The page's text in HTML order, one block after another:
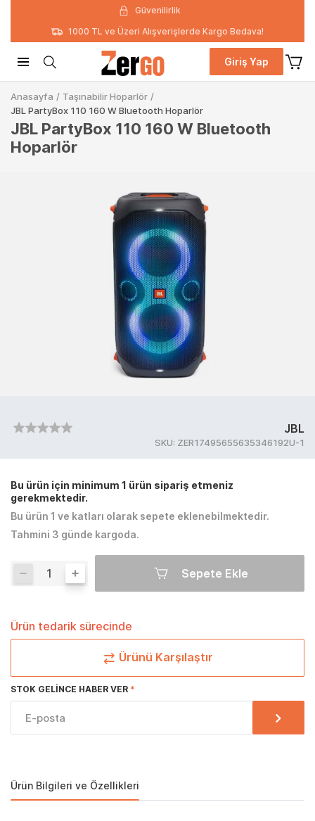
Güvenilirlik
1000 TL ve Üzeri Alışverişlerde Kargo Bedava!
Giriş Yap
Anasayfa / Taşınabilir Hoparlör /
JBL PartyBox 110 160 W Bluetooth Hoparlör
JBL PartyBox 110 160 W Bluetooth
Hoparlör
JBL
SKU: ZER17495655635346192U-1
Bu ürün için minimum 1 ürün sipariş etmeniz
gerekmektedir.
Bu ürün 1 ve katları olarak sepete eklenebilmektedir.
Tahmini 3 günde kargoda.
Sepete Ekle
Ürün tedarik sürecinde
Ürünü Karşılaştır
STOK GELINCE HABER VER
Ürün Bilgileri ve Özellikleri